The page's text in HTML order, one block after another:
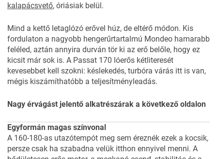
kalapácsvető, óriásiak belül.
Mind a kettő letaglózó erővel húz, de eltérő módon. Kis
fordulaton a nagyobb hengerűrtartalmú Mondeo hamarabb
feléled, aztán annyira durván tör ki az erő belőle, hogy ez
kicsit már sok is. A Passat 170 lóerős kétliteresét
kevesebbet kell szokni: késlekedés, turbóra várás itt is van,
mégis kiszámíthatóbb a teljesítményleadás.
Nagy érvágást jelentő alkatrészárak a következő oldalon
Egyformán magas színvonal
A 160-180-as utazótempót meg sem éreznék ezek a kocsik,
persze csak ha szabadna velük itthon ennyivel menni. A